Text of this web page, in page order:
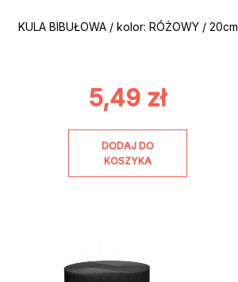
KULA BIBUŁOWA / kolor: RÓŻOWY / 20cm
5,49 zł
DODAJ DO
KOSZYKA